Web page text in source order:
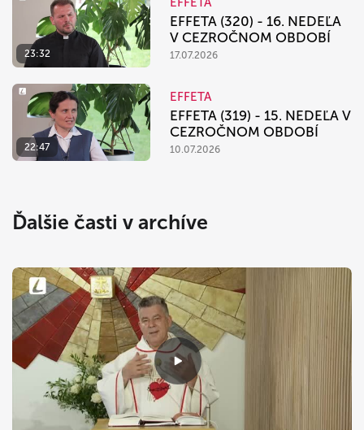
23:32
EFFETA (320) - 16. NEDEĽA
V CEZROČNOM OBDOBÍ
17.07.2026
22:47
EFFETA
EFFETA (319) - 15. NEDEĽA V
CEZROČNOM OBDOBÍ
10.07.2026
Ďalšie časti v archíve